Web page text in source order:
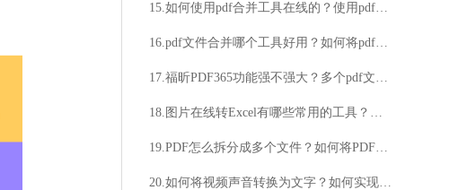
15.如何使用pdf合并工具在线的？使用pdf合并工具在线的方法
16.pdf文件合并哪个工具好用？如何将pdf文件合并？
17.福昕PDF365功能强不强大？多个pdf文件怎么合并？
18.图片在线转Excel有哪些常用的工具？如何使用图片在线转Excel的功能？
19.PDF怎么拆分成多个文件？如何将PDF文件拆分为单页？
20.如何将视频声音转换为文字？如何实现视频中的语音识别？